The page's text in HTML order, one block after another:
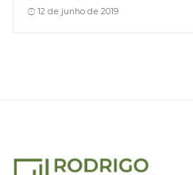
12 de junho de 2019